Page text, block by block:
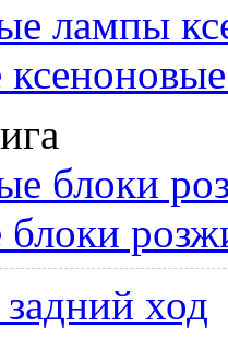
лампы
блоки
ход